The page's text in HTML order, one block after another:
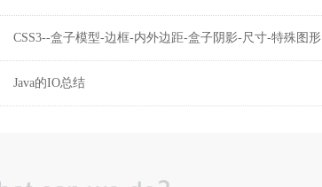
CSS3--盒子模型-边框-内外边距-盒子阴影-尺寸-特殊图形
Java的IO总结